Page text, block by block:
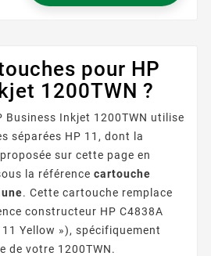
pour HP
1200TWN ?
Business Inkjet 1200TWN utilise
séparées HP 11, dont la
sur cette page en
la référence cartouche
. Cette cartouche remplace
constructeur HP C4838A
Yellow »), spécifiquement
de votre 1200TWN.